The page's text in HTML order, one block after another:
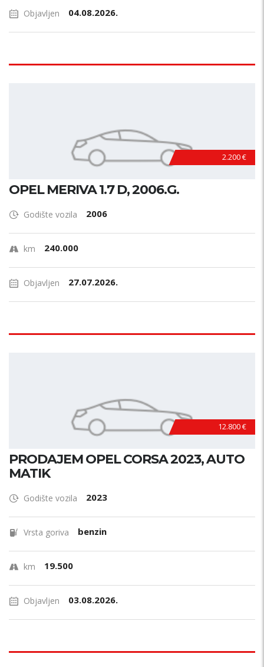
Objavljen 04.08.2026.
2.200 €
OPEL MERIVA 1.7 D, 2006.G.
Godište vozila 2006
km 240.000
Objavljen 27.07.2026.
12.800 €
PRODAJEM OPEL CORSA 2023, AUTO
MATIK
Godište vozila 2023
Vrsta goriva benzin
km 19.500
Objavljen 03.08.2026.